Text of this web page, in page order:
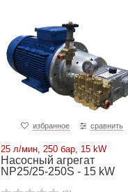
избранное сравнить
25 л/мин, 250 бар, 15 kW
Насосный агрегат
NP25/25-250S - 15 kW